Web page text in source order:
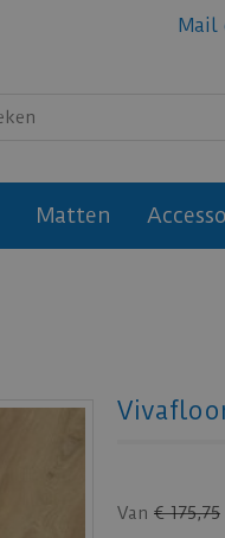
Mail
Matten
Van € 175,75